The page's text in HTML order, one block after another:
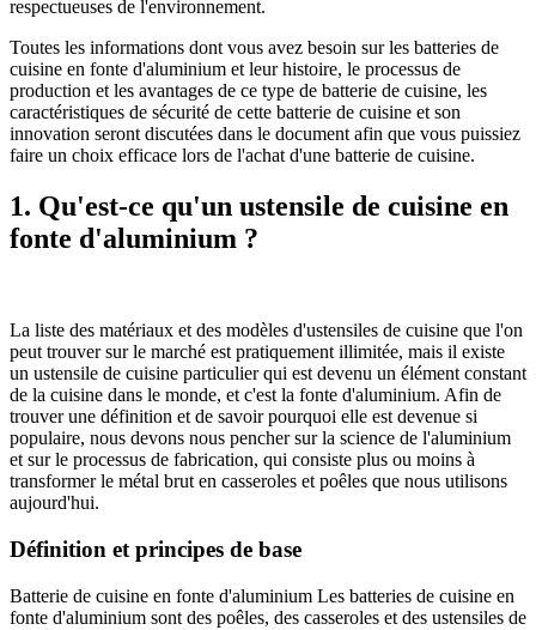
respectueuses de l'environnement.
Toutes les informations dont vous avez besoin sur les batteries de
cuisine en fonte d'aluminium et leur histoire, le processus de
production et les avantages de ce type de batterie de cuisine, les
caractéristiques de sécurité de cette batterie de cuisine et son
innovation seront discutées dans le document afin que vous puissiez
faire un choix efficace lors de l'achat d'une batterie de cuisine.
1. Qu'est-ce qu'un ustensile de cuisine en
fonte d'aluminium ?
La liste des matériaux et des modèles d'ustensiles de cuisine que l'on
peut trouver sur le marché est pratiquement illimitée, mais il existe
un ustensile de cuisine particulier qui est devenu un élément constant
de la cuisine dans le monde, et c'est la fonte d'aluminium. Afin de
trouver une définition et de savoir pourquoi elle est devenue si
populaire, nous devons nous pencher sur la science de l'aluminium
et sur le processus de fabrication, qui consiste plus ou moins à
transformer le métal brut en casseroles et poêles que nous utilisons
aujourd'hui.
Définition et principes de base
Batterie de cuisine en fonte d'aluminium Les batteries de cuisine en
fonte d'aluminium sont des poêles, des casseroles et des ustensiles de